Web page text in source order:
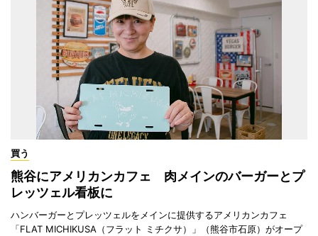
買う
熊谷にアメリカンカフェ 肉メインのバーガーとプ
レッツェル看板に
ハンバーガーとプレッツェルをメインに提供するアメリカンカフェ
「FLAT MICHIKUSA（フラット ミチクサ）」（熊谷市石原）がオープ